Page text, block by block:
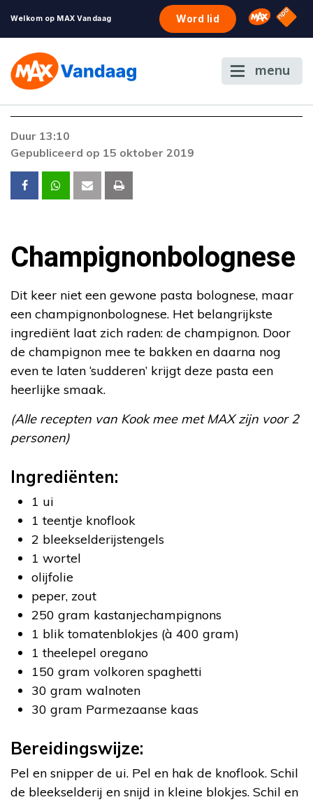
Welkom op MAX Vandaag Word lid Omroep
NPO
menu
De gewenste stream is op dit moment niet
voordoen, neem dan contact op met onze
klantenservice.
Duur 13:10
Gepubliceerd op 15 oktober 2019
Champignonbolognese
Dit keer niet een gewone pasta bolognese, maar
een champignonbolognese. Het belangrijkste
ingrediënt laat zich raden: de champignon. Door
de champignon mee te bakken en daarna nog
even te laten ‘sudderen’ krijgt deze pasta een
heerlijke smaak.
(Alle recepten van Kook mee met MAX zijn voor 2
personen)
Ingrediënten:
1 ui
1 teentje knoflook
2 bleekselderijstengels
1 wortel
olijfolie
peper, zout
250 gram kastanjechampignons
1 blik tomatenblokjes (à 400 gram)
1 theelepel oregano
150 gram volkoren spaghetti
30 gram walnoten
30 gram Parmezaanse kaas
Bereidingswijze:
Pel en snipper de ui. Pel en hak de knoflook. Schil
de bleekselderij en snijd in kleine blokjes. Schil en